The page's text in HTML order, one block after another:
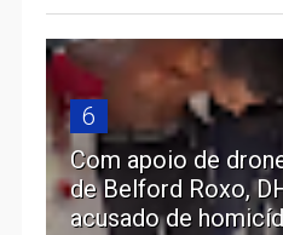
6
Com apoio de
de Belford Roxo,
acusado de